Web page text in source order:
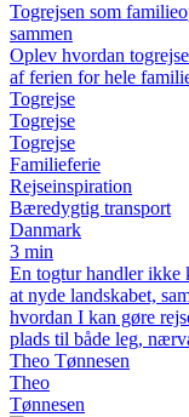
Togrejsen som
sammen
Oplev hvordan
af ferien for hele
Togrejse
Togrejse
Togrejse
Familieferie
Rejseinspiration
Bæredygtig transport
Danmark
3 min
En togtur handler ikke
at nyde landskabet,
hvordan I kan gøre
plads til både leg,
Theo Tønnesen
Theo
Tønnesen